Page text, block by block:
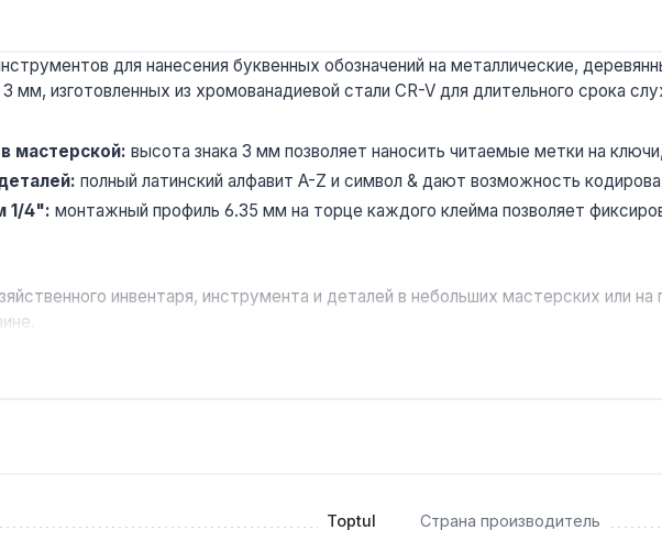
для нанесения буквенных обозначений на металлические,
мм, изготовленных из хромованадиевой стали CR-V для длительного срока
мастерской: высота знака 3 мм позволяет наносить читаемые метки на
полный латинский алфавит A-Z и символ & дают возможность
1/4": монтажный профиль 6.35 мм на торце каждого клейма позволяет
инвентаря, инструмента и деталей в небольших мастерских или
с посадочным профилем 6.35 мм (1/4") — например, Toptul NGAW2701,
Toptul Страна производитель